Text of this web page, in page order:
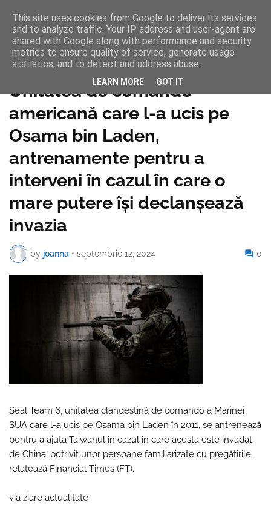
Pagina de pornire
Unitatea de comando
americană care l-a ucis pe
Osama bin Laden,
antrenamente pentru a
interveni în cazul în care o
mare putere își declanșează
invazia
by joanna • septembrie 12, 2024 0
Seal Team 6, unitatea clandestină de comando a Marinei
SUA care l-a ucis pe Osama bin Laden în 2011, se antrenează
pentru a ajuta Taiwanul în cazul în care acesta este invadat
de China, potrivit unor persoane familiarizate cu pregătirile,
relatează Financial Times (FT).
via ziare actualitate
This site uses cookies from Google to deliver its services
and to analyze traffic. Your IP address and user-agent are
shared with Google along with performance and security
metrics to ensure quality of service, generate usage
statistics, and to detect and address abuse.
LEARN MORE GOT IT